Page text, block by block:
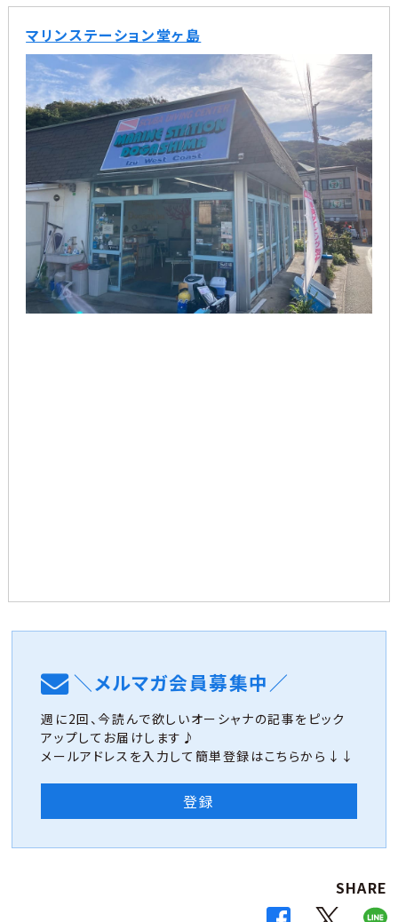
マリンステーション堂ヶ島
＼メルマガ会員募集中／
週に2回、今読んで欲しいオーシャナの記事をピック
アップしてお届けします♪
メールアドレスを入力して簡単登録はこちらから↓↓
登録
SHARE